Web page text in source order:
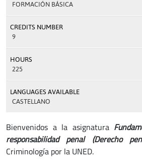
FORMACIÓN BÁSICA
CREDITS NUMBER
9
HOURS
225
LANGUAGES AVAILABLE
CASTELLANO
Bienvenidos a la asignatura
responsabilidad penal (Derecho
Criminología por la UNED.